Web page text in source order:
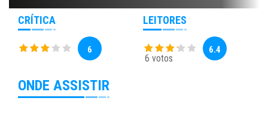
CRÍTICA
6
LEITORES
6 votos
6.4
ONDE ASSISTIR